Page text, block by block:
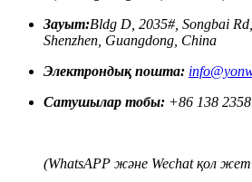
Зауыт:Bldg D, 2035#, Songbai
Shenzhen, Guangdong, China
Электрондық пошта:
Сатушылар тобы: +86 138
(WhatsAPP және Wechat қол